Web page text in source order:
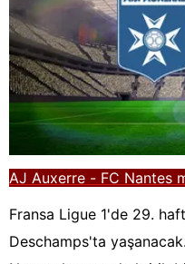
AJ Auxerre - FC Nantes
Fransa Ligue 1'de 29.
Deschamps'ta